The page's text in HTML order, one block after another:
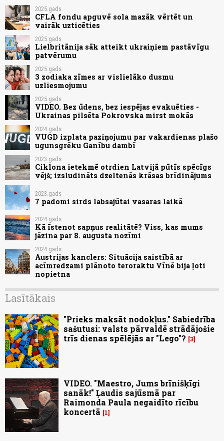
2025.gads
CFLA fondu apguvē sola mazāk vērtēt un
vairāk uzticēties
2025.gads
Lielbritānija sāk atteikt ukraiņiem pastāvīgu
patvērumu
2025.gads
3 zodiaka zīmes ar vislielāko dusmu
uzliesmojumu
2025.gads
VIDEO. Bez ūdens, bez iespējas evakuēties -
Ukrainas pilsēta Pokrovska mirst mokās
2024.gads
VUGD izplata paziņojumu par vakardienas plašo
ugunsgrēku Ganību dambī
2023.gads
Ciklona ietekmē otrdien Latvijā pūtīs spēcīgs
vējš; izsludināts dzeltenās krāsas brīdinājums
2023.gads
7 padomi sirds labsajūtai vasaras laikā
2024.gads
Kā īstenot sapņus realitātē? Viss, kas mums
jāzina par 8. augusta nozīmi
2024.gads
Austrijas kanclers: Situācija saistībā ar
acīmredzami plānoto teroraktu Vīnē bija ļoti
nopietna
Lasītākais
"Prieks maksāt nodokļus." Sabiedrība
sašutusi: valsts pārvaldē strādājošie
trīs dienas spēlējās ar "Lego"? 3
VIDEO. "Maestro, Jums brīnišķīgi
sanāk!" Ļaudis sajūsmā par
Raimonda Paula negaidīto rīcību
koncertā
1